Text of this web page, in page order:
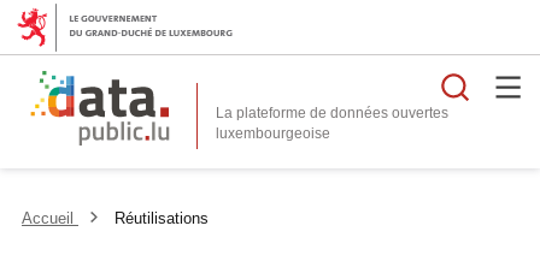
La plateforme de données ouvertes
Accueil Réutilisations